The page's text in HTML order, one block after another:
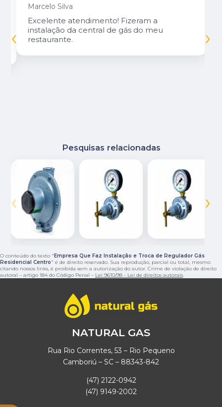
Marcelo Silva
Excelente atendimento! Fizeram a
instalação da central de gás do meu
restaurante.
‹ ›
Pesquisas relacionadas
‹ ›
O conteúdo do texto "Empresa Que Faz Instalação e Troca de Regulador Gás
Residencial Centro" é de direito reservado. Sua reprodução, parcial ou total, mesmo
citando nossos links, é proibida sem a autorização do autor. Crime de violação de direito
autoral – artigo 184 do Código Penal – Lei 9610/98 - Lei de direitos autorais.
NATURAL GAS
Rua Rio Correntes, 53 – Rio Pequeno
Camboriú – SC – 88343-842
(47) 2122-0942
(47) 9149-2002